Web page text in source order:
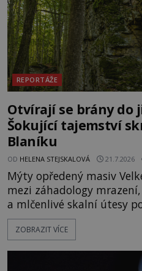
REPORTÁŽE
Otvírají se brány do
Šokující tajemství
Blaníku
OD HELENA STEJSKALOVÁ 21.7.2026
Mýty opředený masiv
mezi záhadology
a mlčenlivé skalní útesy
fungují jako anomální
vnímání času i prostoru. Geologické anomálie hory
badatelé zde odkrývají
ZOBRAZIT VÍCE